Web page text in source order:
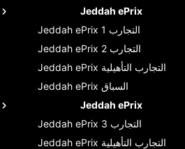
Jeddah ePrix
Jeddah ePrix
التجارب 1
Jeddah ePrix
التجارب 2
Jeddah ePrix التجارب التأهيلية
Jeddah ePrix السباق
Jeddah ePrix
Jeddah ePrix
التجارب 3
Jeddah ePrix التجارب التأهيلية